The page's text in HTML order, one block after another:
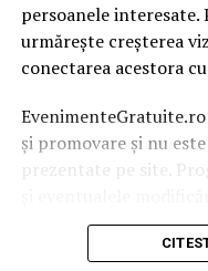
persoanele
urmărește creșterea
conectarea acestora
și promovare și nu
prezentate pe site.
organizatorii fiecărui